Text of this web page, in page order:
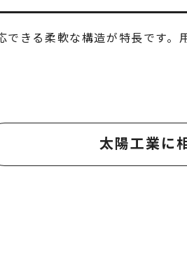
できる柔軟な構造が特長です
太陽工業に